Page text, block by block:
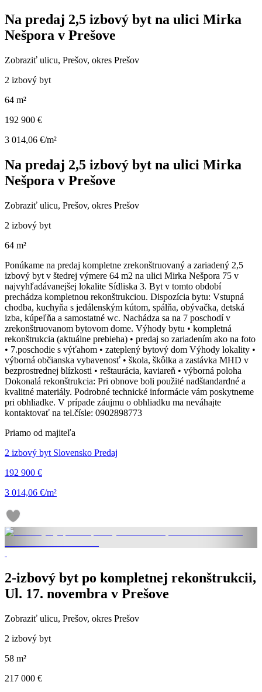
Na predaj 2,5 izbový byt na ulici Mirka
Nešpora v Prešove
Zobraziť ulicu, Prešov, okres Prešov
2 izbový byt
64 m²
192 900 €
3 014,06 €/m²
Na predaj 2,5 izbový byt na ulici Mirka
Nešpora v Prešove
Zobraziť ulicu, Prešov, okres Prešov
2 izbový byt
64 m²
Ponúkame na predaj kompletne zrekonštruovaný a zariadený 2,5
izbový byt v štedrej výmere 64 m2 na ulici Mirka Nešpora 75 v
najvyhľadávanejšej lokalite Sídliska 3. Byt v tomto období
prechádza kompletnou rekonštrukciou. Dispozícia bytu: Vstupná
chodba, kuchyňa s jedálenským kútom, spálňa, obývačka, detská
izba, kúpeľňa a samostatné wc. Nachádza sa na 7 poschodí v
zrekonštruovanom bytovom dome. Výhody bytu • kompletná
rekonštrukcia (aktuálne prebieha) • predaj so zariadením ako na foto
• 7.poschodie s výťahom • zateplený bytový dom Výhody lokality •
výborná občianska vybavenosť • škola, škôlka a zastávka MHD v
bezprostrednej blízkosti • reštaurácia, kaviareň • výborná poloha
Dokonalá rekonštrukcia: Pri obnove boli použité nadštandardné a
kvalitné materiály. Podrobné technické informácie vám poskytneme
pri obhliadke. V prípade záujmu o obhliadku ma neváhajte
kontaktovať na tel.čísle: 0902898773
Priamo od majiteľa
2 izbový byt Slovensko Predaj
192 900 €
3 014,06 €/m²
2-izbový byt po kompletnej rekonštrukcii,
Ul. 17. novembra v Prešove
Zobraziť ulicu, Prešov, okres Prešov
2 izbový byt
58 m²
217 000 €